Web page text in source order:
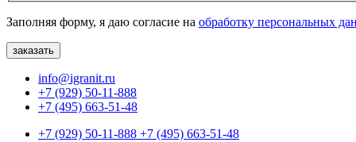
Заполняя форму, я даю согласие на обработку персональных
info@igranit.ru
+7 (929) 50-11-888
+7 (495) 663-51-48
+7 (929) 50-11-888 +7 (495) 663-51-48